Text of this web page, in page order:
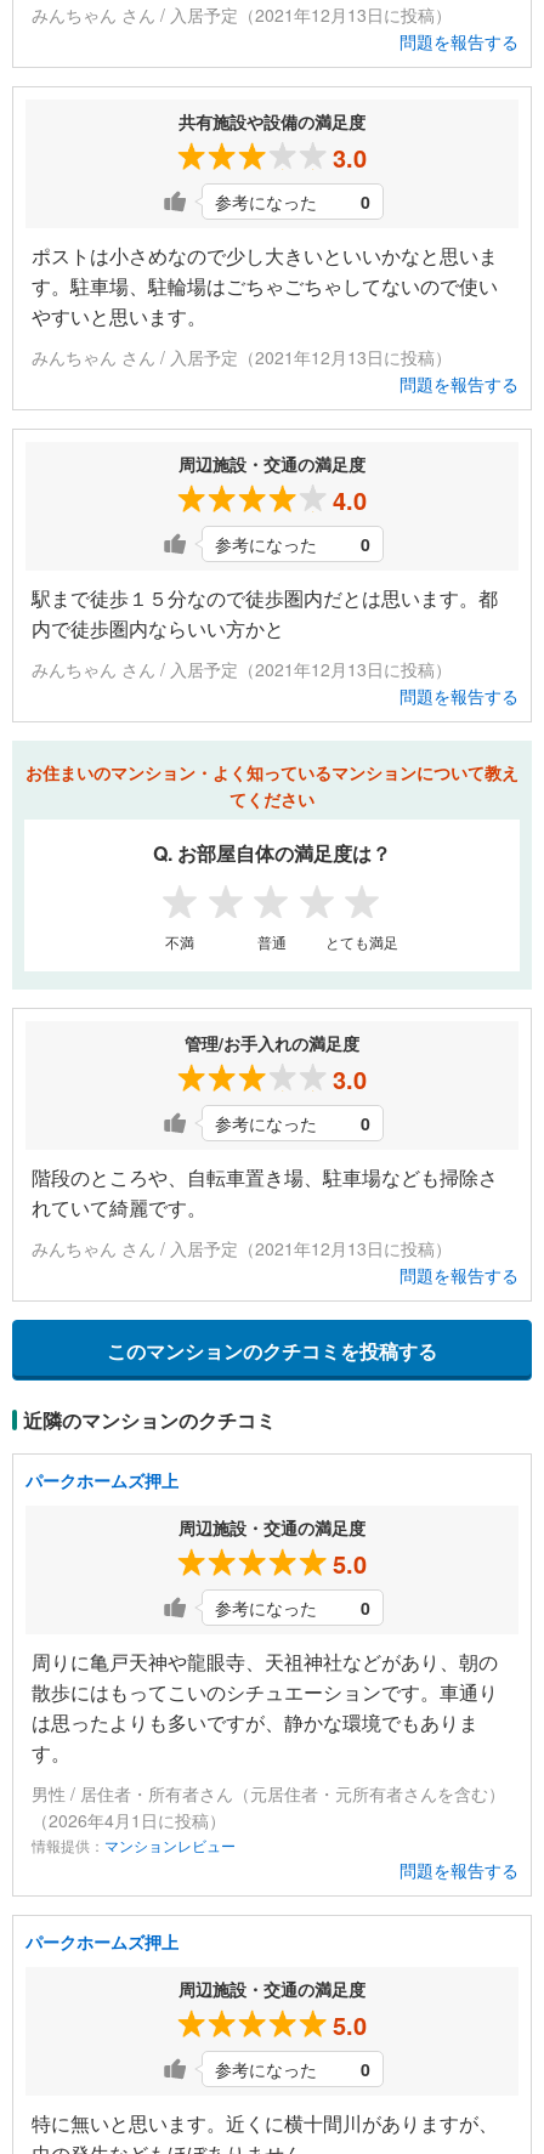
みんちゃん さん / 入居予定（2021年12月13日に投稿）
問題を報告する
共有施設や設備の満足度
3.0
参考になった 0
ポストは小さめなので少し大きいといいかなと思いま
す。駐車場、駐輪場はごちゃごちゃしてないので使い
やすいと思います。
みんちゃん さん / 入居予定（2021年12月13日に投稿）
問題を報告する
周辺施設・交通の満足度
4.0
参考になった 0
駅まで徒歩１５分なので徒歩圏内だとは思います。都
内で徒歩圏内ならいい方かと
みんちゃん さん / 入居予定（2021年12月13日に投稿）
問題を報告する
お住まいのマンション・よく知っているマンションについて教え
てください
Q. お部屋自体の満足度は？
1 2 3 4 5
不満 普通 とても満足
管理/お手入れの満足度
3.0
参考になった 0
階段のところや、自転車置き場、駐車場なども掃除さ
れていて綺麗です。
みんちゃん さん / 入居予定（2021年12月13日に投稿）
問題を報告する
このマンションのクチコミを投稿する
近隣のマンションのクチコミ
パークホームズ押上
周辺施設・交通の満足度
5.0
参考になった 0
周りに亀戸天神や龍眼寺、天祖神社などがあり、朝の
散歩にはもってこいのシチュエーションです。車通り
は思ったよりも多いですが、静かな環境でもありま
す。
男性 / 居住者・所有者さん（元居住者・元所有者さんを含む）
（2026年4月1日に投稿）
情報提供： マンションレビュー
問題を報告する
パークホームズ押上
周辺施設・交通の満足度
5.0
参考になった 0
特に無いと思います。近くに横十間川がありますが、